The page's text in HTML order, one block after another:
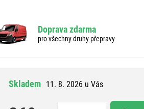
Doprava zdarma
pro všechny druhy přepravy
Skladem 11. 8. 2026 u Vás